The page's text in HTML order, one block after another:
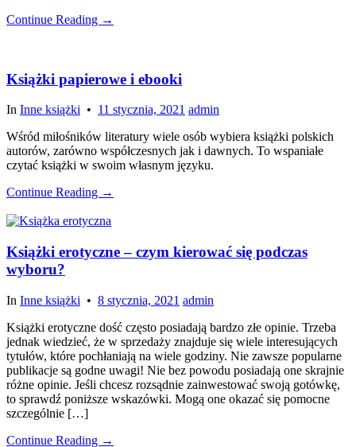
Continue Reading →
Książki papierowe i ebooki
In Inne książki • 11 stycznia, 2021 admin
Wśród miłośników literatury wiele osób wybiera książki polskich
autorów, zarówno współczesnych jak i dawnych. To wspaniałe
czytać książki w swoim własnym języku.
Continue Reading →
Książki erotyczne – czym kierować się podczas
wyboru?
In Inne książki • 8 stycznia, 2021 admin
Książki erotyczne dość często posiadają bardzo złe opinie. Trzeba
jednak wiedzieć, że w sprzedaży znajduje się wiele interesujących
tytułów, które pochłaniają na wiele godziny. Nie zawsze popularne
publikacje są godne uwagi! Nie bez powodu posiadają one skrajnie
różne opinie. Jeśli chcesz rozsądnie zainwestować swoją gotówkę,
to sprawdź poniższe wskazówki. Mogą one okazać się pomocne
szczególnie […]
Continue Reading →